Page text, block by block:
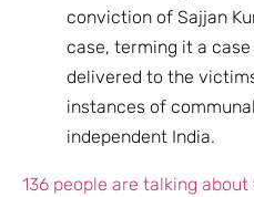
conviction of Sajjan
case, terming it a
delivered to the
instances of
independent India.
136 people are talking about